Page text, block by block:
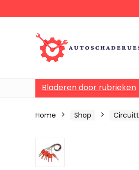
Bladeren door rubrieken
Home Shop